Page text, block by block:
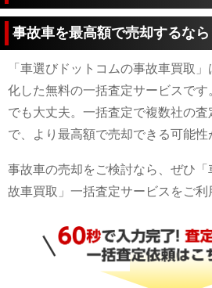
事故車を最高額で売却するなら
「車選びドットコムの事故車買取
化した無料の一括査定サービスで
でも大丈夫。一括査定で複数社の査
で、より最高額で売却できる可能性
事故車の売却をご検討なら、ぜひ
故車買取」一括査定サービスをご利